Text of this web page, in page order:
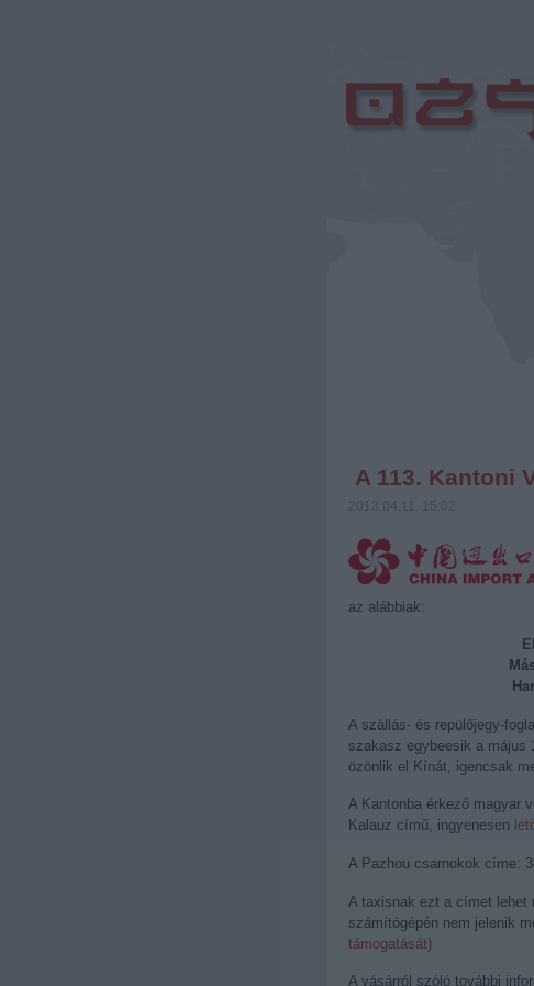
A 113. Kantoni
2013.04.11. 15:02
az alábbiak:
A szállás- és repülőjegy-
szakasz egybeesik a május
özönlik el Kínát, igencsak
A Kantonba érkező magyar
Kalauz című, ingyenesen
A Pazhou csarnokok címe:
A taxisnak ezt a címet lehet
számítógépén nem jelenik
támogatását)
A vásárról szóló további